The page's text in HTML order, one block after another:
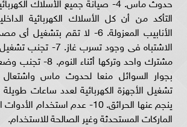
التأكد من أن كل الأسلاك الكهربائية
الأنابيب المعزولة. 6- لا تقم
الاشتباه فى وجود تسرب
مشترك واحد وتركها
تشغيل الأجهزة الكهربائية لعدد ساعات
ينجم عنها الحرائق. 10- عدم استخدام
الماركات المستحدثة وغير الصالحة للاستخدام.